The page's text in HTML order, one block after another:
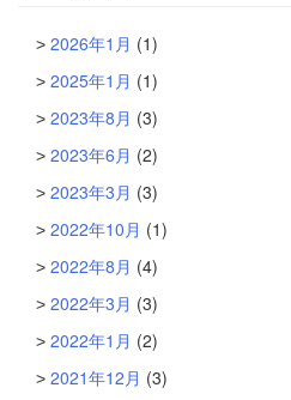
2026年1月 (1)
2025年1月 (1)
2023年8月 (3)
2023年6月 (2)
2023年3月 (3)
2022年10月 (1)
2022年8月 (4)
2022年3月 (3)
2022年1月 (2)
2021年12月 (3)